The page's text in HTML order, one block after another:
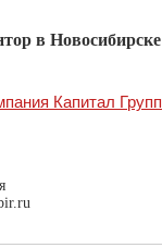
в Новосибирске
Капитал Групп